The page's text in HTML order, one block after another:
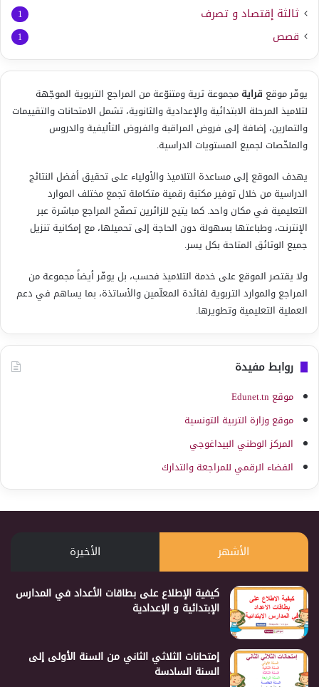
ثالثة إقتصاد و تصرف 1
قصص 1
يوفّر موقع قرايةمجموعة ثرية ومتنوّعة من المراجع التربوية الموجّهة
لتلاميذ المرحلة الابتدائية والإعدادية والثانوية، تشمل الامتحانات والتقييمات
والتمارين، إضافة إلى فروض المراقبة والفروض التأليفية والدروس
والملخّصات لجميع المستويات الدراسية.
يهدف الموقع إلى مساعدة التلاميذ والأولياء على تحقيق أفضل النتائج
الدراسية من خلال توفير مكتبة رقمية متكاملة تجمع مختلف الموارد
التعليمية في مكان واحد. كما يتيح للزائرين تصفّح المراجع مباشرة عبر
الإنترنت، وطباعتها بسهولة دون الحاجة إلى تحميلها، مع إمكانية تنزيل
جميع الوثائق المتاحة بكل يسر.
ولا يقتصر الموقع على خدمة التلاميذ فحسب، بل يوفّر أيضاً مجموعة من
المراجع والموارد التربوية لفائدة المعلّمين والأساتذة، بما يساهم في دعم
العملية التعليمية وتطويرها.
روابط مفيدة
موقع Edunet.tn
موقع وزارة التربية التونسية
المركز الوطني البيداغوجي
الفضاء الرقمي للمراجعة والتدارك
الأشهر الأخيرة
كيفية الإطلاع على بطاقات الأعداد في المدارس
الإبتدائية و الإعدادية
إمتحانات الثلاثي الثاني من السنة الأولى إلى
السنة السادسة